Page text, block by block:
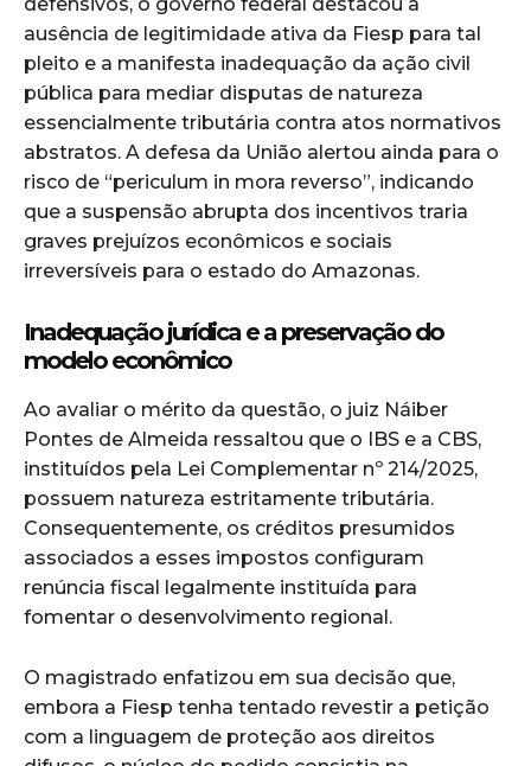
defensivos, o governo federal destacou a
ausência de legitimidade ativa da Fiesp para tal
pleito e a manifesta inadequação da ação civil
pública para mediar disputas de natureza
essencialmente tributária contra atos normativos
abstratos. A defesa da União alertou ainda para o
risco de “periculum in mora reverso”, indicando
que a suspensão abrupta dos incentivos traria
graves prejuízos econômicos e sociais
irreversíveis para o estado do Amazonas.
Inadequação jurídica e a preservação do
modelo econômico
Ao avaliar o mérito da questão, o juiz Náiber
Pontes de Almeida ressaltou que o IBS e a CBS,
instituídos pela Lei Complementar nº 214/2025,
possuem natureza estritamente tributária.
Consequentemente, os créditos presumidos
associados a esses impostos configuram
renúncia fiscal legalmente instituída para
fomentar o desenvolvimento regional.
O magistrado enfatizou em sua decisão que,
embora a Fiesp tenha tentado revestir a petição
com a linguagem de proteção aos direitos